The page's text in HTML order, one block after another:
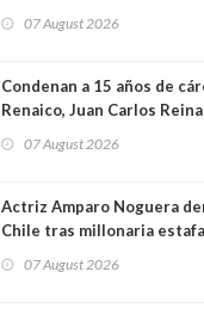
07 August 2026
Condenan a 15 años de
Renaico, Juan Carlos
07 August 2026
Actriz Amparo Noguera
Chile tras millonaria
07 August 2026